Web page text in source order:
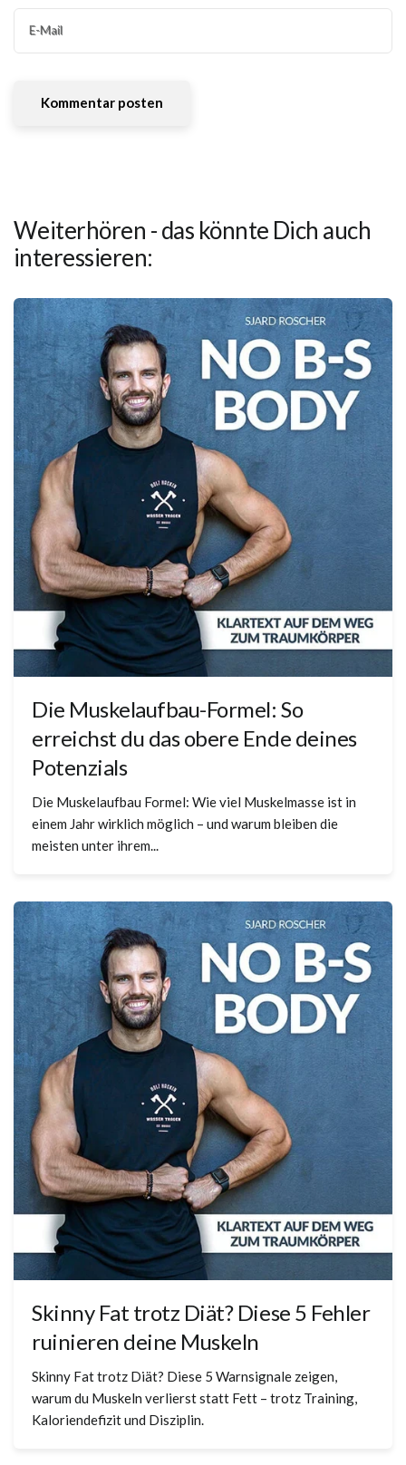
E-Mail
Weiterhören - das könnte Dich auch
interessieren:
Die Muskelaufbau-Formel: So
erreichst du das obere Ende deines
Potenzials
Die Muskelaufbau Formel: Wie viel Muskelmasse ist in
einem Jahr wirklich möglich – und warum bleiben die
meisten unter ihrem...
Skinny Fat trotz Diät? Diese 5 Fehler
ruinieren deine Muskeln
Skinny Fat trotz Diät? Diese 5 Warnsignale zeigen,
warum du Muskeln verlierst statt Fett – trotz Training,
Kaloriendefizit und Disziplin.